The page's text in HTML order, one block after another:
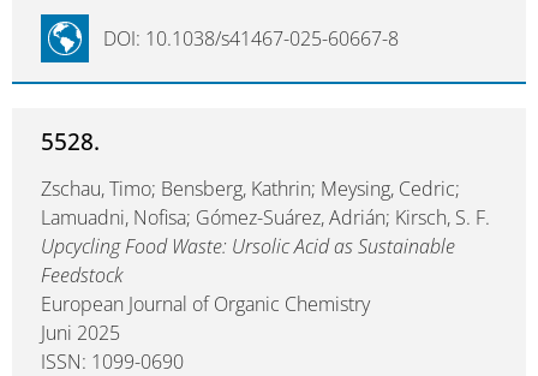
DOI: 10.1038/s41467-025-60667-8
5528.
Zschau, Timo; Bensberg, Kathrin; Meysing, Cedric;
Lamuadni, Nofisa; Gómez-Suárez, Adrián; Kirsch, S. F.
Upcycling Food Waste: Ursolic Acid as Sustainable
Feedstock
European Journal of Organic Chemistry
Juni 2025
ISSN: 1099-0690